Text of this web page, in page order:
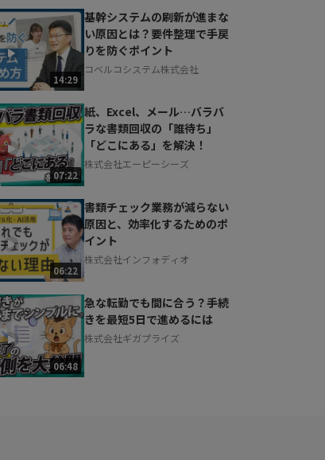
14:29
基幹システムの刷新が進まな
い原因とは？要件整理で手戻
りを防ぐポイント
コベルコシステム株式会社
07:22
紙、Excel、メール…バラバ
ラな書類回収の「誰待ち」
「どこにある」を解決！
株式会社エーピーシーズ
06:22
書類チェック業務が減らない
原因と、効率化するためのポ
イント
株式会社インフォディオ
06:48
急な転勤でも間に合う？手続
きを最短5日で進めるには
株式会社ギガプライズ